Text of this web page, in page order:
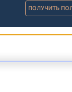
ПОЛУЧИТЬ